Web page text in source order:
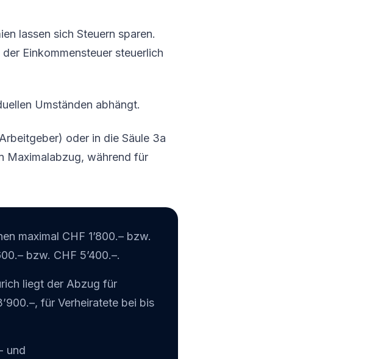
lassen sich Steuern sparen.
Einkommensteuer steuerlich
Umständen abhängt.
oder in die Säule 3a
Maximalabzug, während für
maximal CHF 1’800.– bzw.
bzw. CHF 5’400.–.
liegt der Abzug für
für Verheiratete bei bis
und